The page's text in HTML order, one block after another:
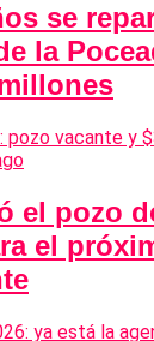
se
la
el pozo
el